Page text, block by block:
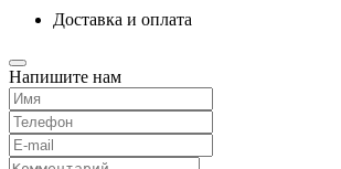
Доставка и оплата
Напишите нам